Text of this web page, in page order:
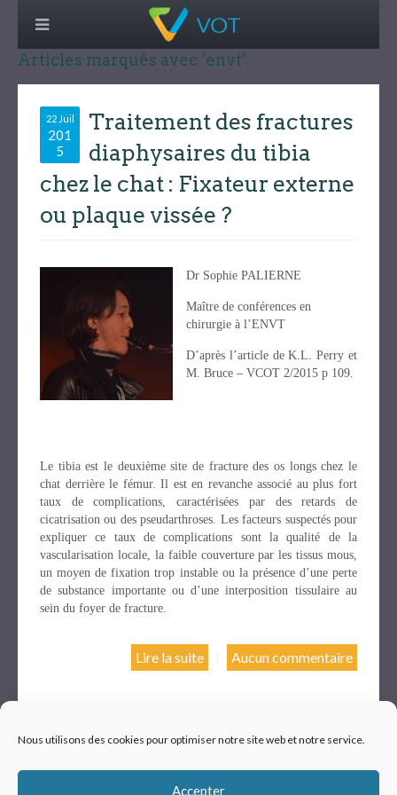
Nous utilisons des cookies pour optimiser notre site web et notre service.
Accepter
Articles marqués avec ‘envt’
22 Juil
201
5
Traitement des fractures
diaphysaires du tibia
chez le chat : Fixateur externe
ou plaque vissée ?
Dr Sophie PALIERNE
Maître de conférences en
chirurgie à l’ENVT
D’après l’article de K.L. Perry et
M. Bruce – VCOT 2/2015 p 109.
Le tibia est le deuxième site de fracture des os longs chez le
chat derrière le fémur. Il est en revanche associé au plus fort
taux de complications, caractérisées par des retards de
cicatrisation ou des pseudarthroses. Les facteurs suspectés pour
expliquer ce taux de complications sont la qualité de la
vascularisation locale, la faible couverture par les tissus mous,
un moyen de fixation trop instable ou la présence d’une perte
de substance importante ou d’une interposition tissulaire au
sein du foyer de fracture.
Lire la suite Aucun commentaire
© VETUP - Logiciel vétérinaire